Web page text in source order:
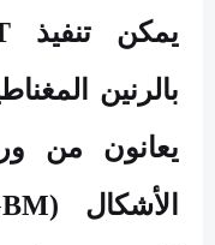
يمكن تنفيذ
بالرنين
يعانون من
الأشكال